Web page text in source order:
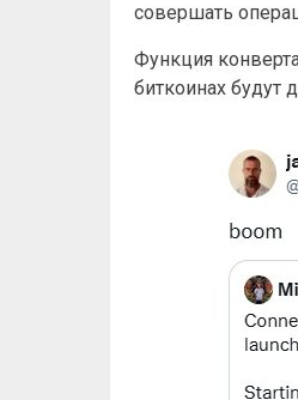
совершать
Функция
биткоинах будут